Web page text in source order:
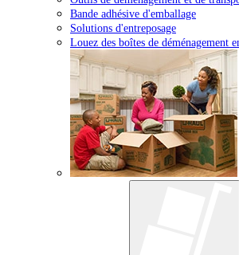
Bande adhésive d'emballage
Solutions d'entreposage
Louez des boîtes de déménagement